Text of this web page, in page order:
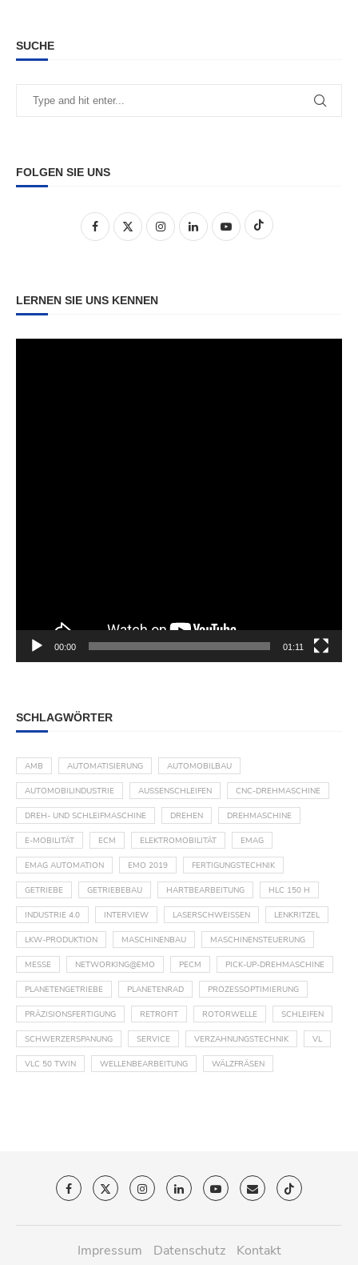
SUCHE
FOLGEN SIE UNS
LERNEN SIE UNS KENNEN
00:00 01:11
SCHLAGWÖRTER
AMB AUTOMATISIERUNG AUTOMOBILBAU
AUTOMOBILINDUSTRIE AUSSENSCHLEIFEN CNC-DREHMASCHINE
DREH- UND SCHLEIFMASCHINE DREHEN DREHMASCHINE
E-MOBILITÄT ECM ELEKTROMOBILITÄT EMAG
EMAG AUTOMATION EMO 2019 FERTIGUNGSTECHNIK
GETRIEBE GETRIEBEBAU HARTBEARBEITUNG HLC 150 H
INDUSTRIE 4.0 INTERVIEW LASERSCHWEISSEN LENKRITZEL
LKW-PRODUKTION MASCHINENBAU MASCHINENSTEUERUNG
MESSE NETWORKING@EMO PECM PICK-UP-DREHMASCHINE
PLANETENGETRIEBE PLANETENRAD PROZESSOPTIMIERUNG
PRÄZISIONSFERTIGUNG RETROFIT ROTORWELLE SCHLEIFEN
SCHWERZERSPANUNG SERVICE VERZAHNUNGSTECHNIK VL
VLC 50 TWIN WELLENBEARBEITUNG WÄLZFRÄSEN
Impressum Datenschutz Kontakt